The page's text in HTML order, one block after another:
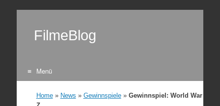
FilmeBlog
Menü
Home» News » Gewinnspiele» Gewinnspiel: World War